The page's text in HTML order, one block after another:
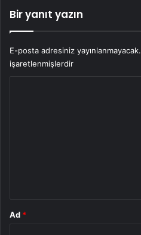
Bir yanıt yazın
E-posta adresiniz yayınlanmayacak.
işaretlenmişlerdir
Ad *